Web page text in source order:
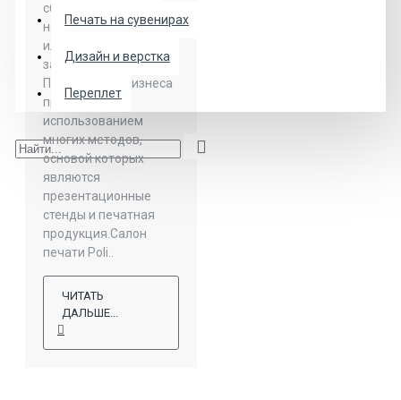
Печать на сувенирах
Дизайн и верстка
Переплет
сбыта, почерпнуть
новые идеи развития
или выгодно
запустить стартап.
Презентации бизнеса
проводятся с
использованием
многих методов,
основой которых
являются
презентационные
стенды и печатная
продукция.Салон
печати Poli..
ЧИТАТЬ
ДАЛЬШЕ...